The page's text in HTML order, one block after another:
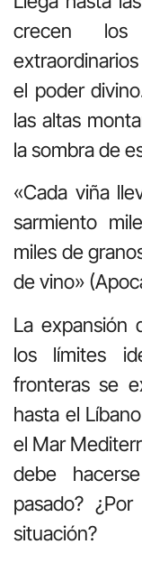
crecen
el poder
las altas
la sombra de
«Cada viña
sarmiento
miles de
de vino»
La expansión
los límites
fronteras se
hasta el
el Mar
debe
pasado?
situación?